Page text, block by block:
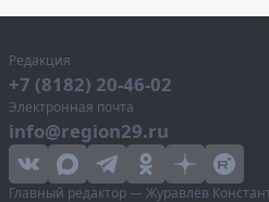
Редакция
+7 (8182) 20-46-02
Электронная почта
info@region29.ru
Главный редактор — Журавлёв